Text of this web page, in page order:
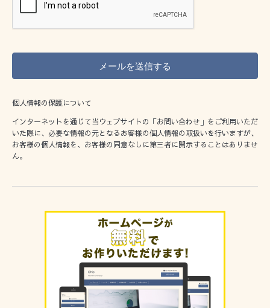
個人情報の保護について
インターネットを通じて当ウェブサイトの「お問い合わせ」をご利用いただ
いた際に、必要な情報の元となるお客様の個人情報の取扱いを行いますが、
お客様の個人情報を、お客様の同意なしに第三者に開示することはありませ
ん。